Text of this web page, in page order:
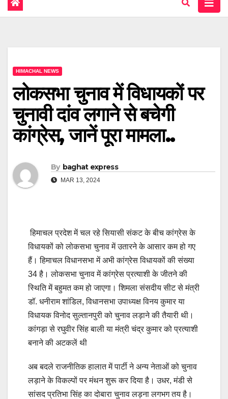
HIMACHAL NEWS
लोकसभा चुनाव में विधायकों पर
चुनावी दांव लगाने से बचेगी
कांग्रेस, जानें पूरा मामला..
By baghat express
MAR 13, 2024
हिमाचल प्रदेश में चल रहे सियासी संकट के बीच कांग्रेस के
विधायकों को लोकसभा चुनाव में उतारने के आसार कम हो गए
हैं। हिमाचल विधानसभा में अभी कांग्रेस विधायकों की संख्या
34 है। लोकसभा चुनाव में कांग्रेस प्रत्याशी के जीतने की
स्थिति में बहुमत कम हो जाएगा। शिमला संसदीय सीट से मंत्री
डॉ. धनीराम शांडिल, विधानसभा उपाध्यक्ष विनय कुमार या
विधायक विनोद सुल्तानपुरी को चुनाव लड़ाने की तैयारी थी।
कांगड़ा से रघुवीर सिंह बाली या मंत्री चंद्र कुमार को प्रत्याशी
बनाने की अटकलें थी
अब बदले राजनीतिक हालात में पार्टी ने अन्य नेताओं को चुनाव
लड़ाने के विकल्पों पर मंथन शुरू कर दिया है। उधर, मंडी से
सांसद प्रतिभा सिंह का दोबारा चुनाव लड़ना लगभग तय है।